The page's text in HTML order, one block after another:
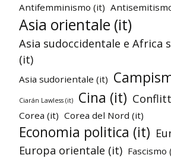
Antifemminismo (it)
Asia orientale (it)
Asia sudoccidentale e Africa
(it)
Asia sudorientale (it)
Ciarán Lawless (it) Cina (it)
Corea (it) Corea del Nord (it)
Economia politica (it)
Europa orientale (it) Fascismo